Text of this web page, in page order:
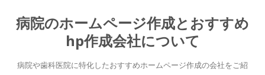
病院のホームページ作成とおすすめ
hp作成会社について
病院や歯科医院に特化したおすすめホームページ作成の会社をご紹